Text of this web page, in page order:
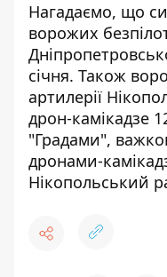
Нагадаємо, що
ворожих
січня. Також
артилерії
дрон-камікадзе
"Градами",
дронами-
Нікопольський